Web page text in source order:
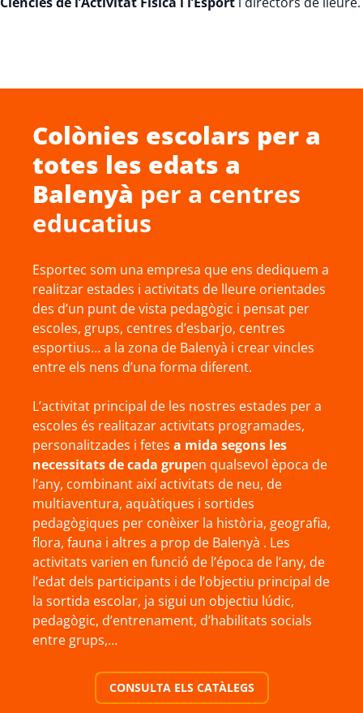
Colònies escolars per a
totes les edats a
Balenyà per a centres
educatius
Esportec som una empresa que ens dediquem a
realitzar estades i activitats de lleure orientades
des d’un punt de vista pedagògic i pensat per
escoles, grups, centres d’esbarjo, centres
esportius… a la zona de Balenyà i crear vincles
entre els nens d’una forma diferent.
L’activitat principal de les nostres estades per a
escoles és realitazar activitats programades,
personalitzades i fetes a mida segons les
necessitats de cada grupen qualsevol època de
l’any, combinant així activitats de neu, de
multiaventura, aquàtiques i sortides
pedagògiques per conèixer la història, geografia,
flora, fauna i altres a prop de Balenyà . Les
activitats varien en funció de l’época de l’any, de
l’edat dels participants i de l’objectiu principal de
la sortida escolar, ja sigui un objectiu lúdic,
pedagògic, d’entrenament, d’habilitats socials
entre grups,…
CONSULTA ELS CATÀLEGS